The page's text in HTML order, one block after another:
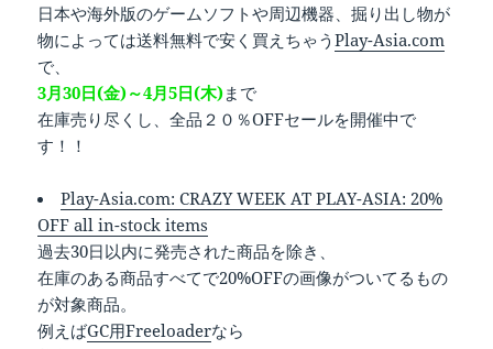
日本や海外版のゲームソフトや周辺機器、掘り出し物が
物によっては送料無料で安く買えちゃうPlay-Asia.com
で、
3月30日(金)～4月5日(木)まで
在庫売り尽くし、全品２０％OFFセールを開催中で
す！！
Play-Asia.com: CRAZY WEEK AT PLAY-ASIA: 20%
OFF all in-stock items
過去30日以内に発売された商品を除き、
在庫のある商品すべてで20%OFFの画像がついてるもの
が対象商品。
例えばGC用Freeloaderなら